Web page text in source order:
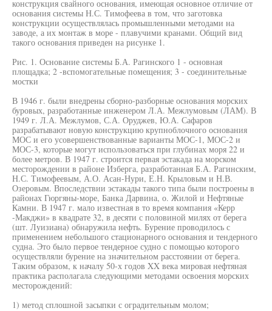
конструкция свайного основания, имеющая основное отличие от
основания системы Н.С. Тимофеева в том, что заготовка
конструкции осуществлялась промышленными методами на
заводе, а их монтаж в море - плавучими кранами. Общий вид
такого основания приведен на рисунке 1.
Рис. 1. Основание системы Б.А. Рагинского 1 - основная
площадка; 2 -вспомогательные помещения; 3 - соединительные
мостки
В 1946 г. были внедрены сборно-разборные основания морских
буровых, разработанные инженером Л.А. Межлумовым (ЛАМ). В
1949 г. Л.А. Межлумов, С.А. Оруджев, Ю.А. Сафаров
разрабатывают новую конструкцию крупноблочного основания
МОС и его усовершенствованные варианты МОС-1, МОС-2 и
МОС-3, которые могут использоваться при глубинах моря 22 и
более метров. В 1947 г. строится первая эстакада на морском
месторождении в районе Изберга, разработанная Б.А. Рагинским,
Н.С. Тимофеевым, А.О. Асан-Нури, Е.Н. Крыловым и Н.В.
Озеровым. Впоследствии эстакады такого типа были построены в
районах Гюргяны-море, Банка Дарвина, о. Жилой и Нефтяные
Камни. В 1947 г. мало известная в то время компания «Керр
-Макджи» в квадрате 32, в десяти с половиной милях от берега
(шт. Луизиана) обнаружила нефть. Бурение проводилось с
применением небольшого стационарного основания и тендерного
судна. Это было первое тендерное судно с помощью которого
осуществляли бурение на значительном расстоянии от берега.
Таким образом, к началу 50-х годов XX века мировая нефтяная
практика располагала следующими методами освоения морских
месторождений:
1) метод сплошной засыпки с оградительным молом;